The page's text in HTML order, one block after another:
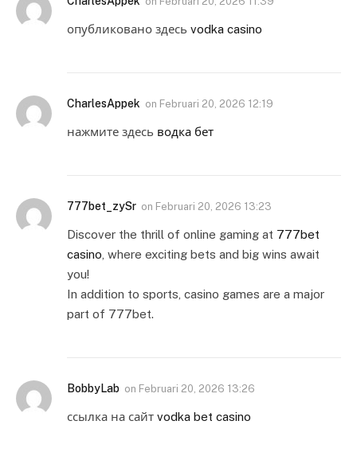
опубликовано здесь vodka casino
CharlesAppek on Februari 20, 2026 12:19
нажмите здесь водка бет
777bet_zySr on Februari 20, 2026 13:23
Discover the thrill of online gaming at 777bet
casino, where exciting bets and big wins await
you!
In addition to sports, casino games are a major
part of 777bet.
BobbyLab on Februari 20, 2026 13:26
ссылка на сайт vodka bet casino